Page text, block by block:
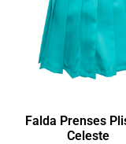
Falda Prenses
Celeste